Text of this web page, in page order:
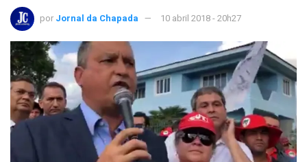
por Jornal da Chapada 10 abril 2018 - 20h27